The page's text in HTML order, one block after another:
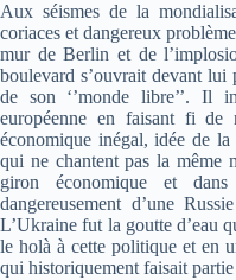
Aux séismes de la
coriaces et dangereux
mur de Berlin et de
boulevard s’ouvrait devant lui
de son ‘’monde libre’’. Il
européenne en faisant fi de
économique inégal, idée de
qui ne chantent pas la même
giron économique et
dangereusement d’une
L’Ukraine fut la goutte d’eau
le holà à cette politique et en
qui historiquement faisait